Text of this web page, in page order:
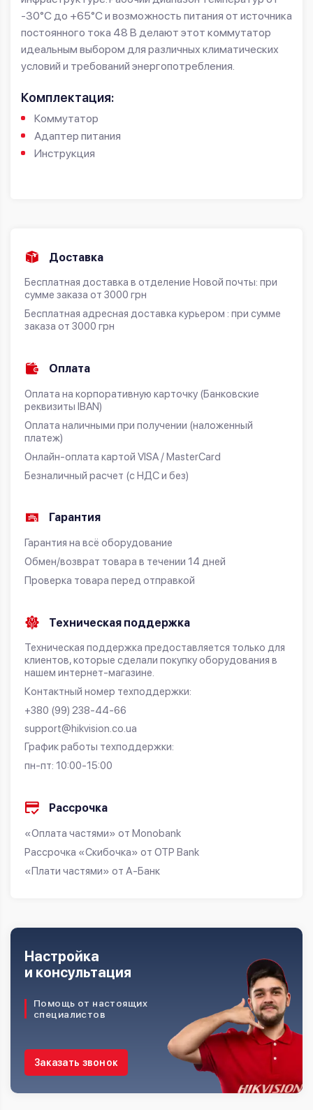
-30°C до +65°C и возможность питания от источника
постоянного тока 48 В делают этот коммутатор
идеальным выбором для различных климатических
условий и требований энергопотребления.
Комплектация:
Коммутатор
Адаптер питания
Инструкция
Доставка
Бесплатная доставка в отделение Новой почты: при
сумме заказа от 3000 грн
Бесплатная адресная доставка курьером : при сумме
заказа от 3000 грн
Оплата
Оплата на корпоративную карточку (Банковские
реквизиты IBAN)
Оплата наличными при получении (наложенный
платеж)
Онлайн-оплата картой VISA / MasterCard
Безналичный расчет (с НДС и без)
Гарантия
Гарантия на всё оборудование
Обмен/возврат товара в течении 14 дней
Проверка товара перед отправкой
Техническая поддержка
Техническая поддержка предоставляется только для
клиентов, которые сделали покупку оборудования в
нашем интернет-магазине.
Контактный номер техподдержки:
+380 (99) 238-44-66
support@hikvision.co.ua
График работы техподдержки:
пн-пт: 10:00-15:00
Рассрочка
«Оплата частями» от Monobank
Рассрочка «Скибочка» от OTP Bank
«Плати частями» от А-Банк
Помощь от настоящих
специалистов
Настройка
и консультация
Заказать звонок